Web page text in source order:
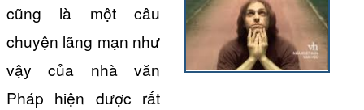
cũng là một câu
chuyện lãng mạn như
vậy của nhà văn
Pháp hiện được rất